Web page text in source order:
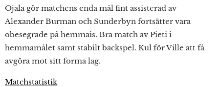
Ojala gör matchens enda mål fint assisterad av
Alexander Burman och Sunderbyn fortsätter vara
obesegrade på hemmais. Bra match av Pieti i
hemmamålet samt stabilt backspel. Kul för Ville att få
avgöra mot sitt forma lag.
Matchstatistik